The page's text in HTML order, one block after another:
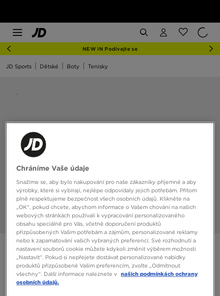
NEW IN Podívejte se
JD Sports Dětské Boty Tenisky
ONLY AT JD
ADIDAS CAMPUS 00S J
Chráníme Vaše údaje
Snažíme se, aby bylo nakupování pro naše zákazníky příjemné a aby
výrobky, které si vybírají, nejlépe odpovídaly jejich potřebám. Přitom
plně respektujeme bezpečnost všech osobních údajů. Klikněte na
„OK“, pokud chcete, abychom informace o Vašem chování na našich
webových stránkách používali k vypracování personalizovaného
obsahu speciálně pro Vás, včetně doporučení produktů
přizpůsobených Vašim potřebám a zájmům, personalizované reklamy
nebo k zapamatování vašich vybraných preferencí. Své rozhodnutí a
nastavení souborů cookie můžete kdykoli změnit výběrem možnosti
„Nastavit“. Pokud si nepřejete dostávat personalizované nabídky
produktů přizpůsobené Vašim preferencím, zvolte „Odmítnout
všechny“. Další informace naleznete v našich podmínkách ochrany
osobních údajů.